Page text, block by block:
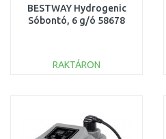
BESTWAY Hydrogenic
Sóbontó, 6 g/ó 58678
RAKTÁRON